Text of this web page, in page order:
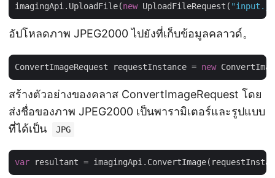
imagingApi.UploadFile(new UploadFileRequest(
อัปโหลดภาพ JPEG2000 ไปยังที่เก็บข้อมูลคลาวด์。
ConvertImageRequest requestInstance = new
สร้างตัวอย่างของคลาส ConvertImageRequest โดย
ส่งชื่อของภาพ JPEG2000 เป็นพารามิเตอร์และรูปแบบ
ที่ได้เป็น
JPG
var